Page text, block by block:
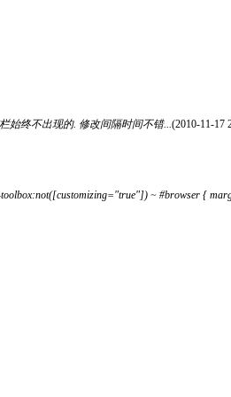
始终不出现的. 修改间隔时间不错...(2010-11-17
~ #browser {